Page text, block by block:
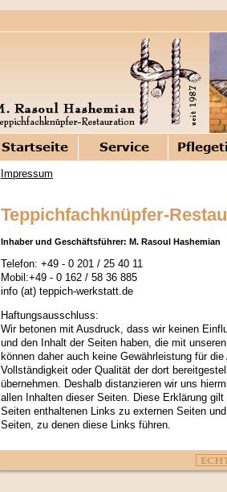
Impressum
Teppichfachknüpfer-
Inhaber und Geschäftsführer: M. Rasoul Hashemian
Telefon: +49 - 0 201 / 25 40 11
Mobil:+49 - 0 162 / 58 36 885
info (at) teppich-werkstatt.de
Haftungsausschluss:
Wir betonen mit Ausdruck, dass wir keinen
und den Inhalt der Seiten haben, die mit
können daher auch keine Gewährleistung für
Vollständigkeit oder Qualität der dort
übernehmen. Deshalb distanzieren wir uns
allen Inhalten dieser Seiten. Diese Erklärung
Seiten enthaltenen Links zu externen Seiten
Seiten, zu denen diese Links führen.